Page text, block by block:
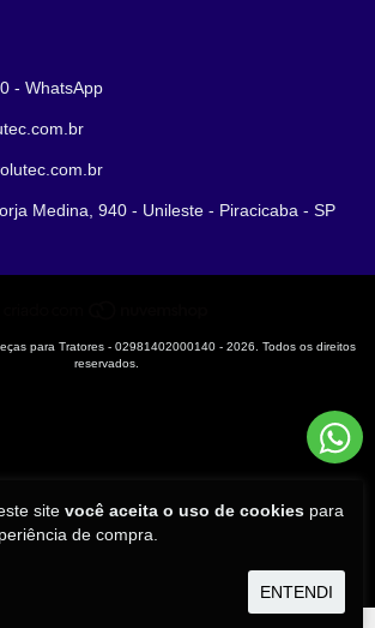
site você aceita o uso de cookies para
de compra.
ENTENDI
- WhatsApp
Medina, 940 - Unileste - Piracicaba - SP
para Tratores - 02981402000140 - 2026. Todos os direitos
reservados.